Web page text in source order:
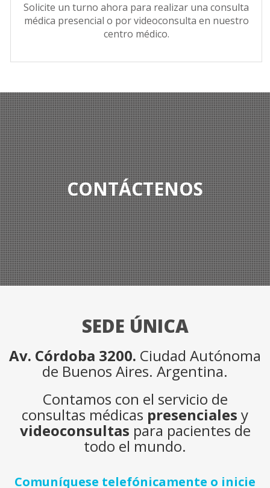
Solicite un turno ahora para realizar una consulta
médica presencial o por videoconsulta en nuestro
centro médico.
CONTÁCTENOS
SEDE ÚNICA
Av. Córdoba 3200. Ciudad Autónoma
de Buenos Aires. Argentina.
Contamos con el servicio de
consultas médicas presenciales y
videoconsultas para pacientes de
todo el mundo.
Comuníquese telefónicamente o inicie